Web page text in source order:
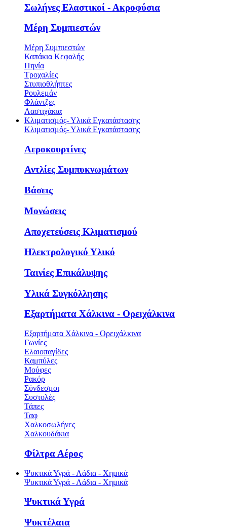
Σωλήνες Ελαστικοί - Ακροφύσια
Μέρη Συμπιεστών
Μέρη Συμπιεστών
Καπάκια Κεφαλής
Πηνία
Τροχαλίες
Στυπιοθλήπτες
Ρουλεμάν
Φλάντζες
Λαστιχάκια
Κλιματισμός- Υλικά Εγκατάστασης
Κλιματισμός- Υλικά Εγκατάστασης
Αεροκουρτίνες
Αντλίες Συμπυκνωμάτων
Βάσεις
Μονώσεις
Αποχετεύσεις Κλιματισμού
Ηλεκτρολογικό Υλικό
Ταινίες Επικάλυψης
Υλικά Συγκόλλησης
Εξαρτήματα Χάλκινα - Ορειχάλκινα
Εξαρτήματα Χάλκινα - Ορειχάλκινα
Γωνίες
Ελαιοπαγίδες
Καμπύλες
Μούφες
Ρακόρ
Σύνδεσμοι
Συστολές
Τάπες
Ταφ
Χαλκοσωλήνες
Χαλκουδάκια
Φίλτρα Αέρος
Ψυκτικά Υγρά - Λάδια - Χημικά
Ψυκτικά Υγρά - Λάδια - Χημικά
Ψυκτικά Υγρά
Ψυκτέλαια